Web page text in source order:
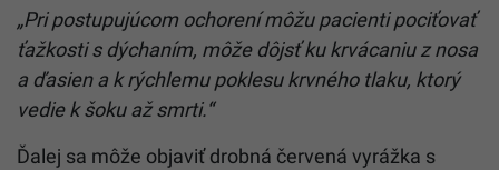
„Pri postupujúcom ochorení môžu pacienti pociťovať
ťažkosti s dýchaním, môže dôjsť ku krvácaniu z nosa
a ďasien a k rýchlemu poklesu krvného tlaku, ktorý
vedie k šoku až smrti.“
Ďalej sa môže objaviť drobná červená vyrážka s